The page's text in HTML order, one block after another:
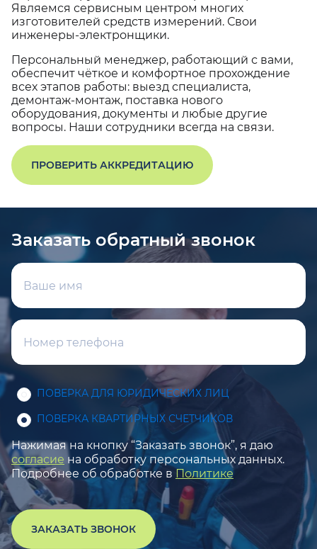
Являемся сервисным центром многих
изготовителей средств измерений. Свои
инженеры-электронщики.
Персональный менеджер, работающий с вами,
обеспечит чёткое и комфортное прохождение
всех этапов работы: выезд специалиста,
демонтаж-монтаж, поставка нового
оборудования, документы и любые другие
вопросы. Наши сотрудники всегда на связи.
ПРОВЕРИТЬ АККРЕДИТАЦИЮ
Заказать обратный звонок
ПОВЕРКА ДЛЯ ЮРИДИЧЕСКИХ ЛИЦ
ПОВЕРКА КВАРТИРНЫХ СЧЕТЧИКОВ
Нажимая на кнопку “Заказать звонок”, я даю
согласие на обработку персональных данных.
Подробнее об обработке в Политике
ЗАКАЗАТЬ ЗВОНОК